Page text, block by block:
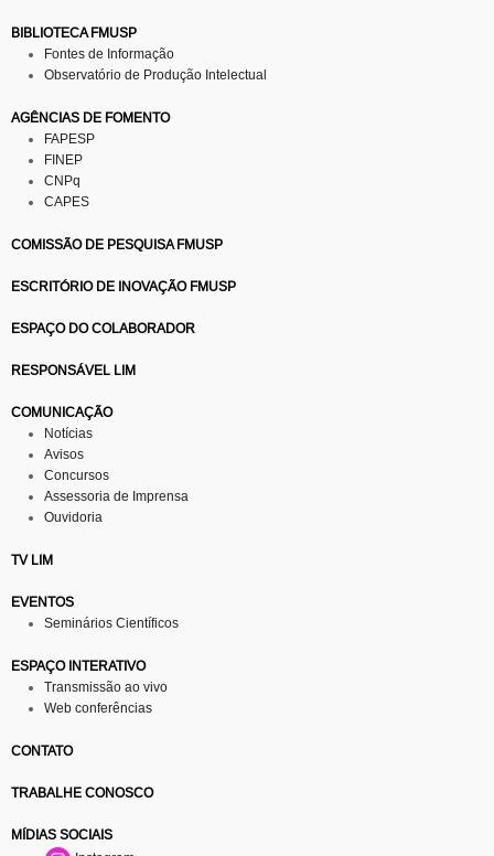
BIBLIOTECA FMUSP
Fontes de Informação
Observatório de Produção Intelectual
AGÊNCIAS DE FOMENTO
FAPESP
FINEP
CNPq
CAPES
COMISSÃO DE PESQUISA FMUSP
ESCRITÓRIO DE INOVAÇÃO FMUSP
ESPAÇO DO COLABORADOR
RESPONSÁVEL LIM
COMUNICAÇÃO
Notícias
Avisos
Concursos
Assessoria de Imprensa
Ouvidoria
TV LIM
EVENTOS
Seminários Científicos
ESPAÇO INTERATIVO
Transmissão ao vivo
Web conferências
CONTATO
TRABALHE CONOSCO
MÍDIAS SOCIAIS